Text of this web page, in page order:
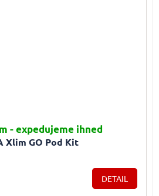
Xlim GO Pod Kit
je 4,9 z 5 hvězdiček.
- expedujeme ihned
DETAIL